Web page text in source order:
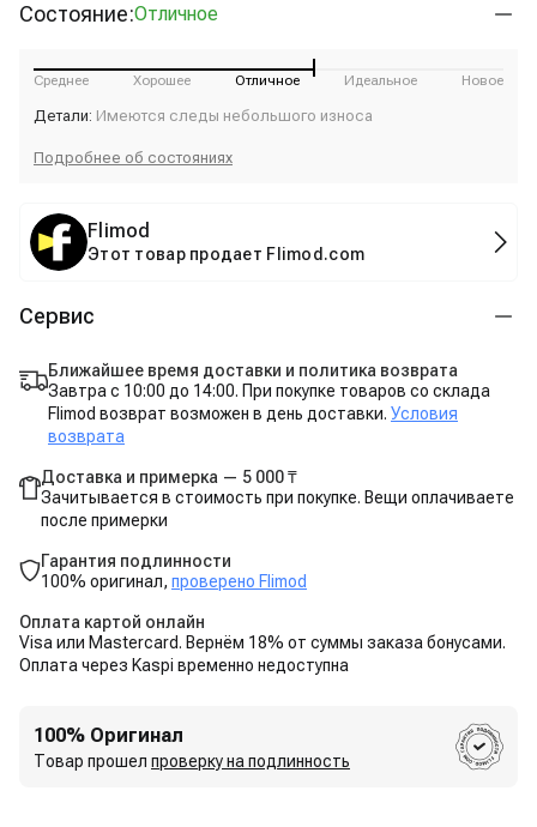
Состояние:Отличное
Среднее Хорошее Отличное Идеальное Новое
Детали: Имеются следы небольшого износа
Подробнее об состояниях
Flimod
Этот товар продает Flimod.com
Сервис
Ближайшее время доставки и политика возврата
Завтра с 10:00 до 14:00. При покупке товаров со склада
Flimod возврат возможен в день доставки. Условия
возврата
Доставка и примерка — 5 000 ₸
Зачитывается в стоимость при покупке. Вещи оплачиваете
после примерки
Гарантия подлинности
100% оригинал, проверено Flimod
Оплата картой онлайн
Visa или Mastercard. Вернём 18% от суммы заказа бонусами.
Оплата через Kaspi временно недоступна
100% Оригинал
Товар прошел проверку на подлинность